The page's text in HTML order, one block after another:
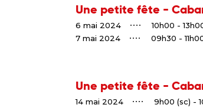
Une petite fête -
6 mai 2024
10h00 -
7 mai 2024
09h30 -
Une petite fête -
14 mai 2024
9h00 (sc) -